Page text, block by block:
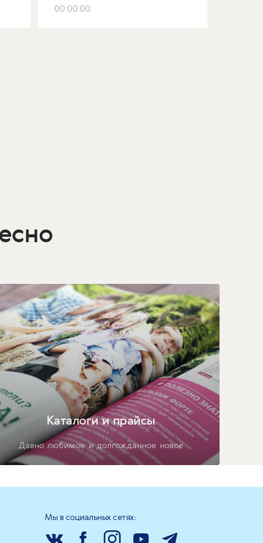
00:00:00
Каталоги и прайсы
Давно любимое и долгожданное новое
Мы в социальных сетях: